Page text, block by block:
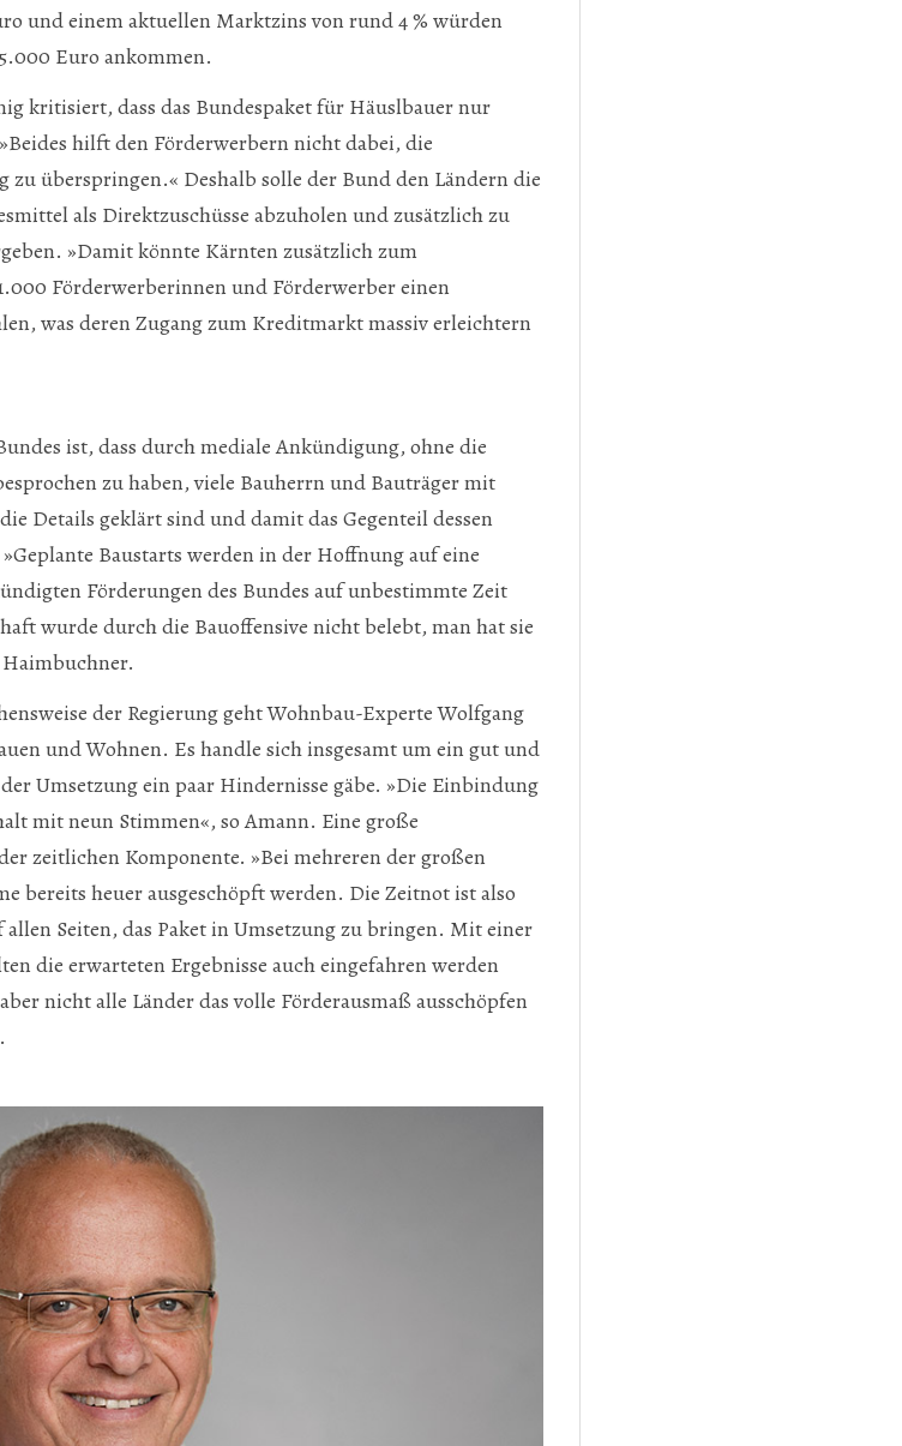
und einem aktuellen Marktzins von rund 4 % würden
Euro ankommen.
kritisiert, dass das Bundespaket für Häuslbauer nur
hilft den Förderwerbern nicht dabei, die
überspringen.« Deshalb solle der Bund den Ländern die
als Direktzuschüsse abzuholen und zusätzlich zu
»Damit könnte Kärnten zusätzlich zum
Förderwerberinnen und Förderwerber einen
was deren Zugang zum Kreditmarkt massiv erleichtern
ist, dass durch mediale Ankündigung, ohne die
zu haben, viele Bauherrn und Bauträger mit
Details geklärt sind und damit das Gegenteil dessen
Baustarts werden in der Hoffnung auf eine
Förderungen des Bundes auf unbestimmte Zeit
wurde durch die Bauoffensive nicht belebt, man hat sie
der Regierung geht Wohnbau-Experte Wolfgang
und Wohnen. Es handle sich insgesamt um ein gut und
Umsetzung ein paar Hindernisse gäbe. »Die Einbindung
mit neun Stimmen«, so Amann. Eine große
zeitlichen Komponente. »Bei mehreren der großen
bereits heuer ausgeschöpft werden. Die Zeitnot ist also
Seiten, das Paket in Umsetzung zu bringen. Mit einer
die erwarteten Ergebnisse auch eingefahren werden
nicht alle Länder das volle Förderausmaß ausschöpfen